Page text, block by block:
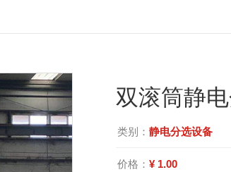
双滚筒静
类别： 静电分选设备
价格： ¥ 1.00